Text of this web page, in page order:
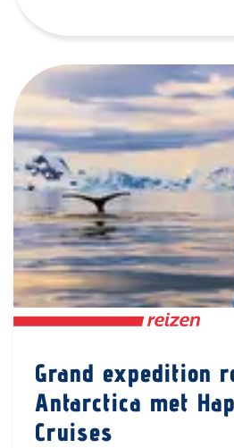
Grand expedition
Antarctica met
Cruises